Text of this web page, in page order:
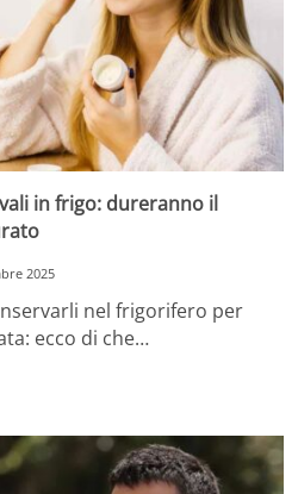
in frigo: dureranno il
2025
nel frigorifero per
ecco di che…